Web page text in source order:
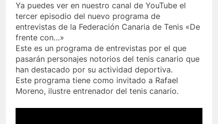
Ya puedes ver en nuestro canal de YouTube el
tercer episodio del nuevo programa de
entrevistas de la Federación Canaria de Tenis «De
frente con…»
Este es un programa de entrevistas por el que
pasarán personajes notorios del tenis canario que
han destacado por su actividad deportiva.
Este programa tiene como invitado a Rafael
Moreno, ilustre entrenador del tenis canario.